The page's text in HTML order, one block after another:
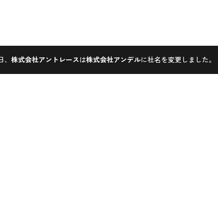
株式会社アントレースは株式会社アンデルに社名を変更しました。